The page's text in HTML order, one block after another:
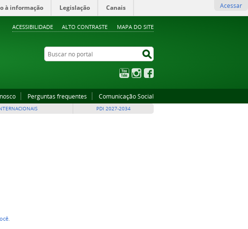
ACESSIBILIDADE ALTO CONTRASTE MAPA DO SITE
à informação Legislação Canais Acessar
Buscar no portal
YouTubeInstagram
Perguntas frequentes Comunicação Social
PDI 2027-2034
.